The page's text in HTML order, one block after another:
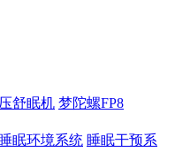
舒眠机 梦陀螺FP8
睡眠环境系统 睡眠干预系